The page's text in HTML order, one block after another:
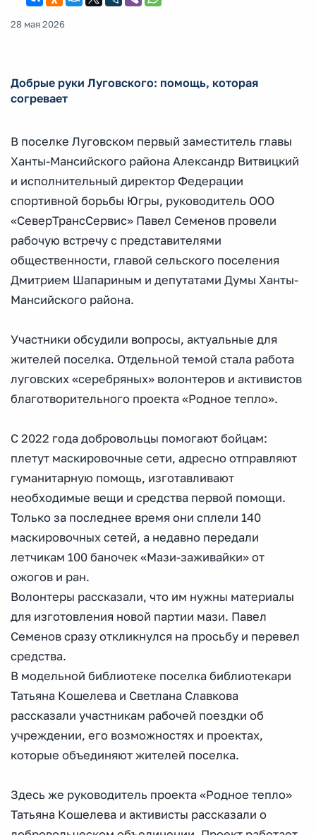
28 мая 2026
Добрые руки Луговского: помощь, которая
согревает
В поселке Луговском первый заместитель главы
Ханты-Мансийского района Александр Витвицкий
и исполнительный директор Федерации
спортивной борьбы Югры, руководитель ООО
«СеверТрансСервис» Павел Семенов провели
рабочую встречу с представителями
общественности, главой сельского поселения
Дмитрием Шапариным и депутатами Думы Ханты-
Мансийского района.
Участники обсудили вопросы, актуальные для
жителей поселка. Отдельной темой стала работа
луговских «серебряных» волонтеров и активистов
благотворительного проекта «Родное тепло».
С 2022 года добровольцы помогают бойцам:
плетут маскировочные сети, адресно отправляют
гуманитарную помощь, изготавливают
необходимые вещи и средства первой помощи.
Только за последнее время они сплели 140
маскировочных сетей, а недавно передали
летчикам 100 баночек «Мази-заживайки» от
ожогов и ран.
Волонтеры рассказали, что им нужны материалы
для изготовления новой партии мази. Павел
Семенов сразу откликнулся на просьбу и перевел
средства.
В модельной библиотеке поселка библиотекари
Татьяна Кошелева и Светлана Славкова
рассказали участникам рабочей поездки об
учреждении, его возможностях и проектах,
которые объединяют жителей поселка.
Здесь же руководитель проекта «Родное тепло»
Татьяна Кошелева и активисты рассказали о